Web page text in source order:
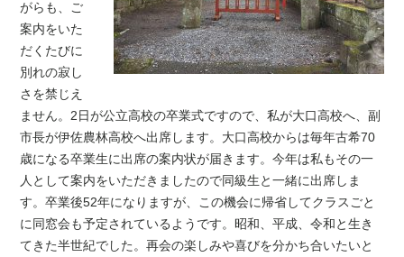
がらも、ご
案内をいた
だくたびに
別れの寂し
さを禁じえ
ません。2日が公立高校の卒業式ですので、私が大口高校へ、副
市長が伊佐農林高校へ出席します。大口高校からは毎年古希70
歳になる卒業生に出席の案内状が届きます。今年は私もその一
人として案内をいただきましたので同級生と一緒に出席しま
す。卒業後52年になりますが、この機会に帰省してクラスごと
に同窓会も予定されているようです。昭和、平成、令和と生き
てきた半世紀でした。再会の楽しみや喜びを分かち合いたいと